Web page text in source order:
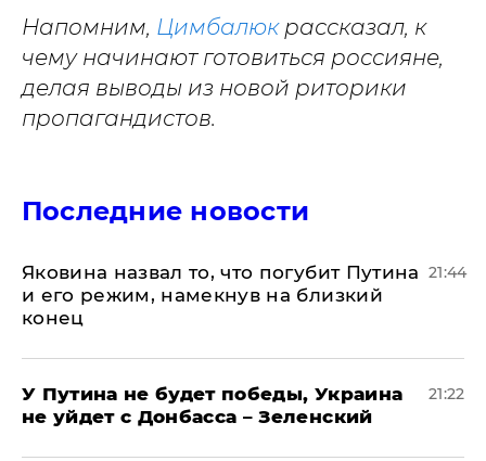
Напомним, Цимбалюкрассказал, к
чему начинают готовиться россияне,
делая выводы из новой риторики
пропагандистов.
Последние новости
Яковина назвал то, что погубит Путина
и его режим, намекнув на близкий
конец
21:44
У Путина не будет победы, Украина
не уйдет с Донбасса – Зеленский
21:22